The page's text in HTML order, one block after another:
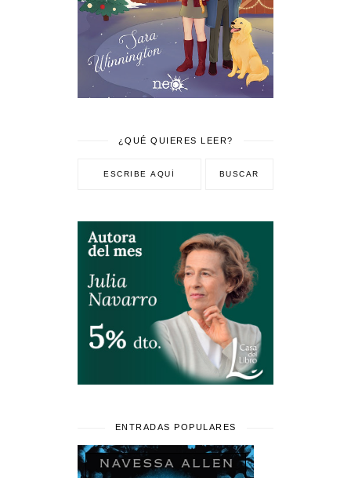
¿QUÉ QUIERES LEER?
ENTRADAS POPULARES